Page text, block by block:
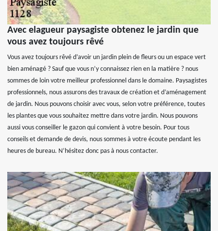
Avec elagueur paysagiste obtenez le jardin que
vous avez toujours rêvé
Vous avez toujours rêvé d’avoir un jardin plein de fleurs ou un espace vert
bien aménagé ? Sauf que vous n’y connaissez rien en la matière ? nous
sommes de loin votre meilleur professionnel dans le domaine. Paysagistes
professionnels, nous assurons des travaux de création et d’aménagement
de jardin. Nous pouvons choisir avec vous, selon votre préférence, toutes
les plantes que vous souhaitez mettre dans votre jardin. Nous pouvons
aussi vous conseiller le gazon qui convient à votre besoin. Pour tous
conseils et demande de devis, nous sommes à votre écoute pendant les
heures de bureau. N’hésitez donc pas à nous contacter.